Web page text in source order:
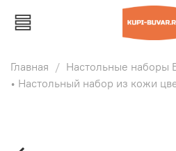
Главная
Настольные наборы
• Настольный набор из кожи